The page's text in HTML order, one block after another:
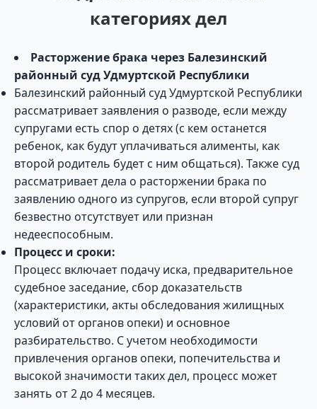
категориях дел
Расторжение брака через Балезинский
районный суд Удмуртской Республики
Балезинский районный суд Удмуртской Республики
рассматривает заявления о разводе, если между
супругами есть спор о детях (с кем останется
ребенок, как будут уплачиваться алименты, как
второй родитель будет с ним общаться). Также суд
рассматривает дела о расторжении брака по
заявлению одного из супругов, если второй супруг
безвестно отсутствует или признан
недееспособным.
Процесс и сроки:
Процесс включает подачу иска, предварительное
судебное заседание, сбор доказательств
(характеристики, акты обследования жилищных
условий от органов опеки) и основное
разбирательство. С учетом необходимости
привлечения органов опеки, попечительства и
высокой значимости таких дел, процесс может
занять от 2 до 4 месяцев.